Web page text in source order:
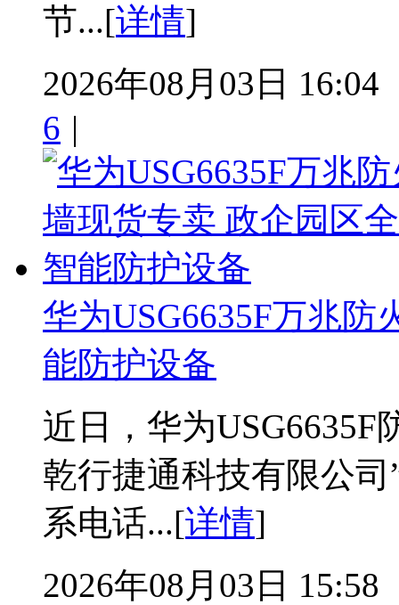
节...[详情]
2026年08月03日 16:04
6 |
华为USG6635F万兆
能防护设备
近日，华为USG6635F
乾行捷通科技有限公
系电话...[详情]
2026年08月03日 15:58